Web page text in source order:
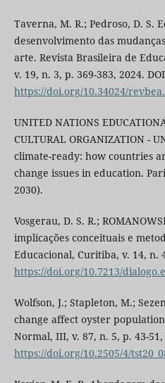
Taverna, M. R.; Pedroso, D. S.
desenvolvimento das
arte. Revista Brasileira de
v. 19, n. 3, p. 369-383, 2024.
https://doi.org/10.34024/
UNITED NATIONS
CULTURAL ORGANIZATION -
climate-ready: how countries
change issues in education.
2030).
Vosgerau, D. S. R.;
implicações conceituais e
Educacional, Curitiba, v. 14, n.
https://doi.org/10.7213/
Wolfson, J.; Stapleton, M.;
change affect oyster
Normal, III, v. 87, n. 5, p. 43-51,
https://doi.org/10.2505/4/